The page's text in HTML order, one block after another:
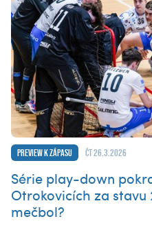
Preview k zápasu čt 26.3.2026
Série play-down
Otrokovicích za stavu
mečbol?